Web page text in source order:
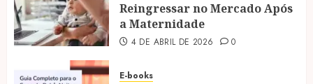
Reingressar no Mercado Após
a Maternidade
4 DE ABRIL DE 2026 0
E-books